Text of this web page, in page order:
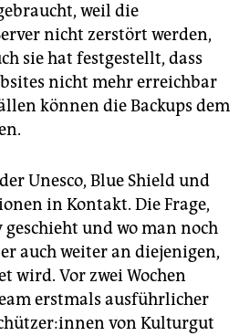
weil die
nicht zerstört werden,
sie hat festgestellt, dass
nicht mehr erreichbar
können die Backups dem
Unesco, Blue Shield und
in Kontakt. Die Frage,
und wo man noch
auch weiter an diejenigen,
wird. Vor zwei Wochen
erstmals ausführlicher
von Kulturgut